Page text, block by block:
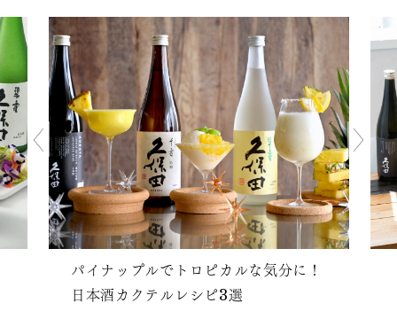
パイナップルでトロピカルな気分に！
日本酒カクテルレシピ3選